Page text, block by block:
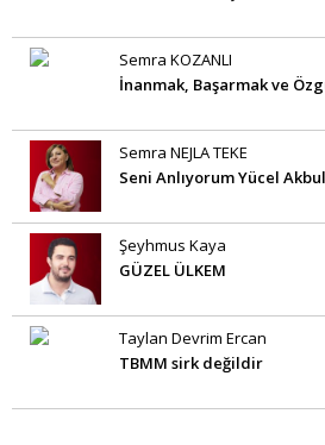
Semra KOZANLI
İnanmak, Başarmak ve
Semra NEJLA TEKE
Seni Anlıyorum Yücel
Şeyhmus Kaya
GÜZEL ÜLKEM
Taylan Devrim Ercan
TBMM sirk değildir